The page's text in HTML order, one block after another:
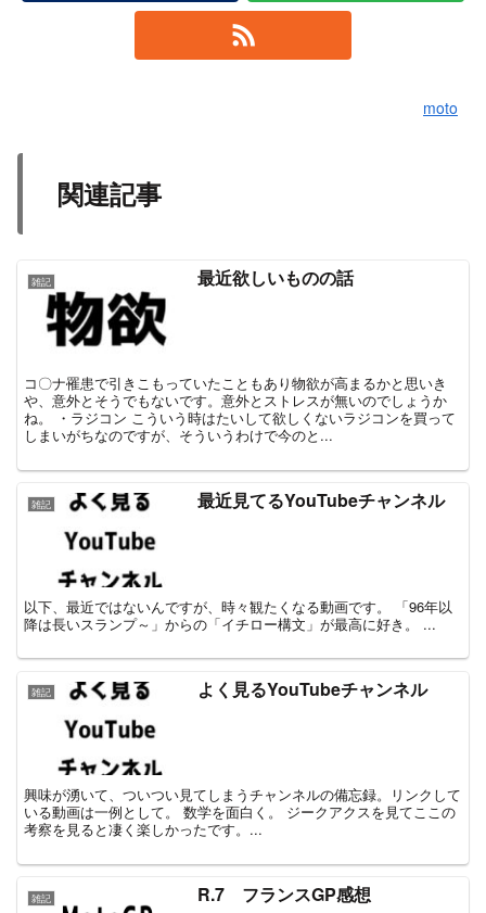
moto
関連記事
雑記 最近欲しいものの話
コ〇ナ罹患で引きこもっていたこともあり物欲が高まるかと思いき
や、意外とそうでもないです。意外とストレスが無いのでしょうか
ね。 ・ラジコン こういう時はたいして欲しくないラジコンを買って
しまいがちなのですが、そういうわけで今のと...
雑記 最近見てるYouTubeチャンネル
以下、最近ではないんですが、時々観たくなる動画です。 「96年以
降は長いスランプ～」からの「イチロー構文」が最高に好き。 ...
雑記 よく見るYouTubeチャンネル
興味が湧いて、ついつい見てしまうチャンネルの備忘録。リンクして
いる動画は一例として。 数学を面白く。 ジークアクスを見てここの
考察を見ると凄く楽しかったです。...
雑記 R.7 フランスGP感想